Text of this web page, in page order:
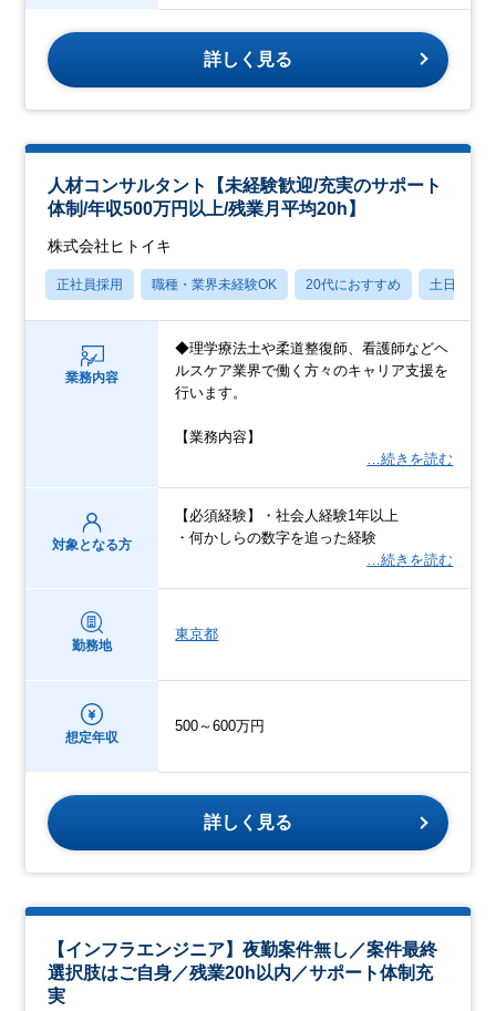
詳しく見る
人材コンサルタント【未経験歓迎/充実のサポート
体制/年収500万円以上/残業月平均20h】
株式会社ヒトイキ
正社員採用 職種・業界未経験OK 20代におすすめ 土日祝休み
業務内容
◆理学療法土や柔道整復師、看護師などヘ
ルスケア業界で働く方々のキャリア支援を
行います。
【業務内容】
…続きを読む
対象となる方
【必須経験】・社会人経験1年以上
・何かしらの数字を追った経験
…続きを読む
勤務地
東京都
想定年収
500～600万円
詳しく見る
【インフラエンジニア】夜勤案件無し／案件最終
選択肢はご自身／残業20h以内／サポート体制充
実